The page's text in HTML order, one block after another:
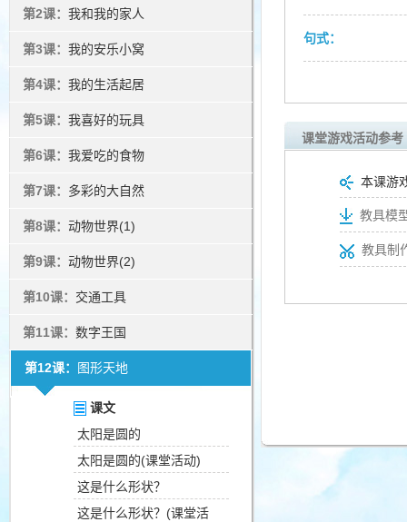
第2课： 我和我的家人
第3课： 我的安乐小窝
第4课： 我的生活起居
第5课： 我喜好的玩具
第6课： 我爱吃的食物
第7课： 多彩的大自然
第8课： 动物世界(1)
第9课： 动物世界(2)
第10课： 交通工具
第11课： 数字王国
第12课： 图形天地
课文
太阳是圆的
太阳是圆的(课堂活动)
这是什么形状？
这是什么形状？(课堂活
句式：
课堂游戏活动参考
本课游
教具模
教具制